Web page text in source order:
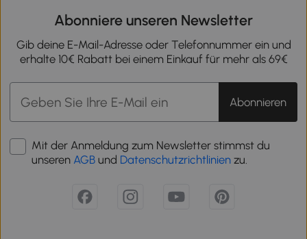
Abonniere unseren Newsletter
Gib deine E-Mail-Adresse oder Telefonnummer ein und
erhalte 10€ Rabatt bei einem Einkauf für mehr als 69€
Abonnieren
Mit der Anmeldung zum Newsletter stimmst du
unseren AGB und Datenschutzrichtlinien zu.